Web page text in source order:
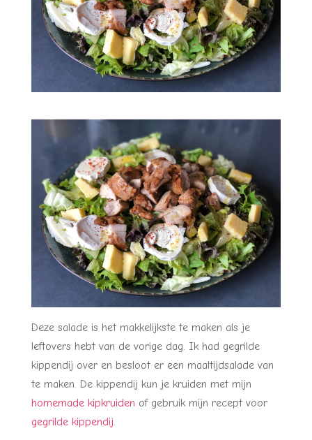
Deze salade is het makkelijkste te maken als je
leftovers hebt van de vorige dag. Ik had gegrilde
kippendij over en besloot er een maaltijdsalade van
te maken. De kippendij kun je kruiden met mijn
homemade kipkruiden of gebruik mijn recept voor
gegrilde kippendij